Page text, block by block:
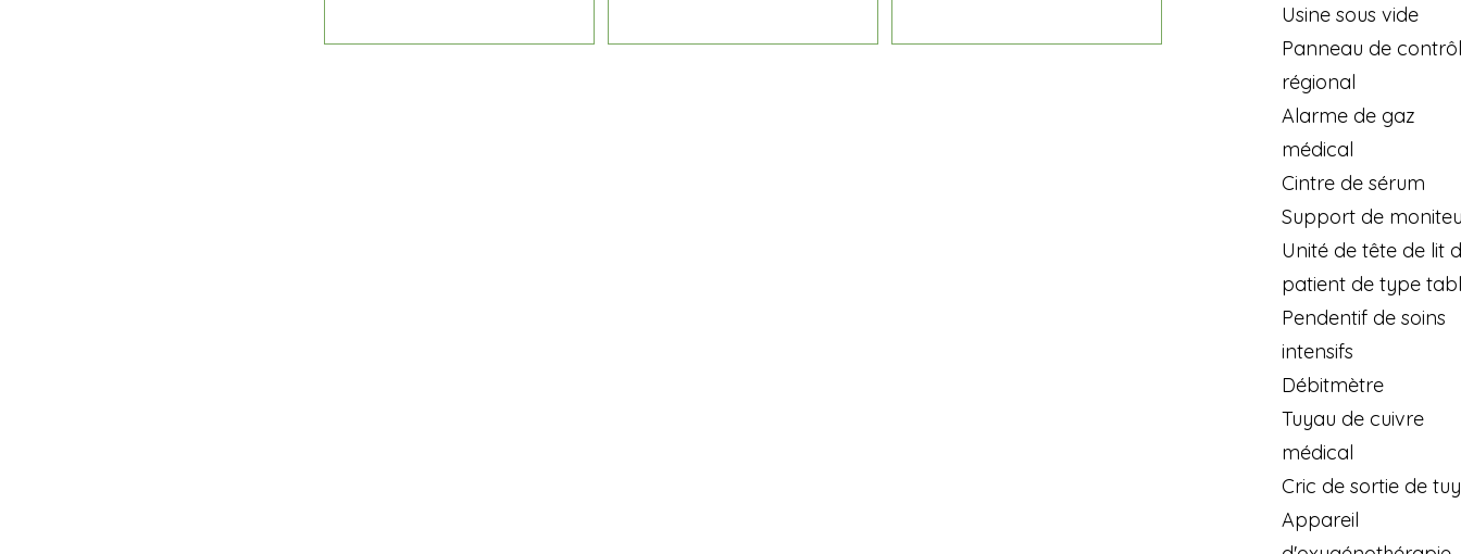
Usine sous vide
Panneau de
régional
Alarme de gaz
médical
Cintre de sérum
Support de
Unité de tête de lit
patient de type
Pendentif de soins
intensifs
Débitmètre
Tuyau de cuivre
médical
Cric de sortie de
Appareil